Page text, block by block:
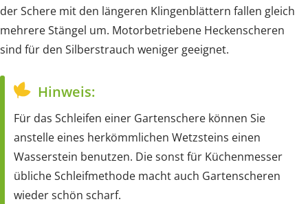
der Schere mit den längeren Klingenblättern fallen gleich
mehrere Stängel um. Motorbetriebene Heckenscheren
sind für den Silberstrauch weniger geeignet.
Hinweis:
Für das Schleifen einer Gartenschere können Sie
anstelle eines herkömmlichen Wetzsteins einen
Wasserstein benutzen. Die sonst für Küchenmesser
übliche Schleifmethode macht auch Gartenscheren
wieder schön scharf.